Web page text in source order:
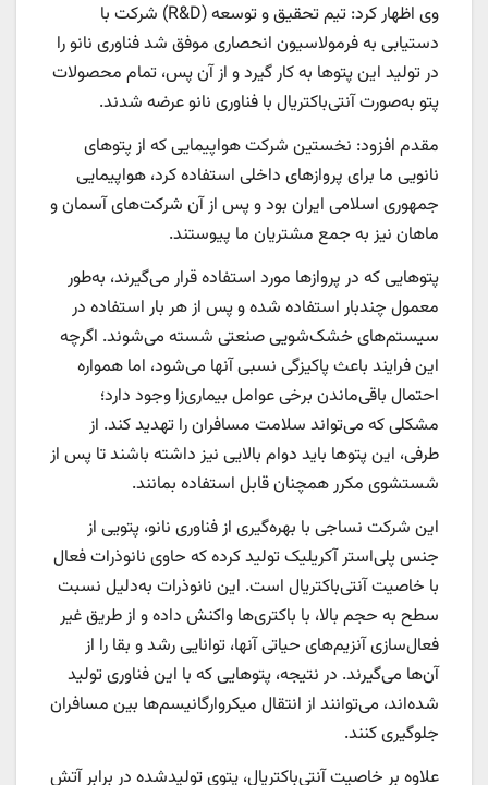
وی اظهار کرد: تیم تحقیق و توسعه (R&D) شرکت با
دستیابی به فرمولاسیون انحصاری موفق شد فناوری نانو را
در تولید این پتوها به کار گیرد و از آن پس، تمام محصولات
پتو به‌صورت آنتی‌باکتریال با فناوری نانو عرضه شدند.
مقدم افزود: نخستین شرکت هواپیمایی که از پتوهای
نانویی ما برای پروازهای داخلی استفاده کرد، هواپیمایی
جمهوری اسلامی ایران بود و پس از آن شرکت‌های آسمان و
ماهان نیز به جمع مشتریان ما پیوستند.
پتوهایی که در پروازها مورد استفاده قرار می‌گیرند، به‌طور
معمول چندبار استفاده شده و پس از هر بار استفاده در
سیستم‌های خشک‌شویی صنعتی شسته می‌شوند. اگرچه
این فرایند باعث پاکیزگی نسبی آنها می‌شود، اما همواره
احتمال باقی‌ماندن برخی عوامل بیماری‌زا وجود دارد؛
مشکلی که می‌تواند سلامت مسافران را تهدید کند. از
طرفی، این پتوها باید دوام بالایی نیز داشته باشند تا پس از
شستشوی مکرر همچنان قابل استفاده بمانند.
این شرکت نساجی با بهره‌گیری از فناوری نانو، پتویی از
جنس پلی‌استر آکریلیک تولید کرده که حاوی نانوذرات فعال
با خاصیت آنتی‌باکتریال است. این نانوذرات به‌دلیل نسبت
سطح به حجم بالا، با باکتری‌ها واکنش داده و از طریق غیر
فعال‌سازی آنزیم‌های حیاتی آنها، توانایی رشد و بقا را از
آن‌ها می‌گیرند. در نتیجه، پتوهایی که با این فناوری تولید
شده‌اند، می‌توانند از انتقال میکروارگانیسم‌ها بین مسافران
جلوگیری کنند.
علاوه بر خاصیت آنتی‌باکتریال، پتوی تولیدشده در برابر آتش